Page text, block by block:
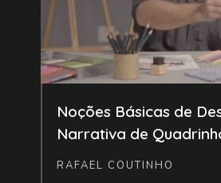
Noções Básicas de
Narrativa de
RAFAEL COUTINHO